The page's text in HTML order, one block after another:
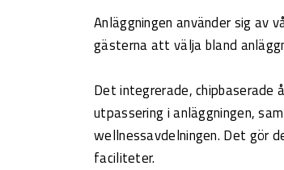
Anläggningen använder sig av
gästerna att välja bland
Det integrerade,
utpassering i anläggningen,
wellnessavdelningen. Det gör
faciliteter.